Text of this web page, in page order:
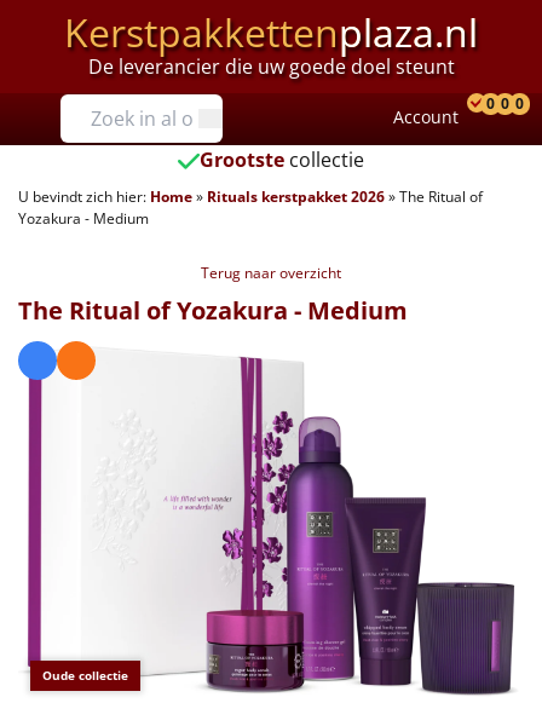
Kerstpakkettenplaza.nl
De leverancier die uw goede doel steunt
Prijzen
Tot €25
€25 tot €35
€40 tot €45
€45 tot €50
€50 tot €55
€55 tot €75
Alle kerstpakketten 2026
Account
0 0 0
Grootste collectie
U bevindt zich hier: Home» Rituals kerstpakket 2026»The Ritual of
Yozakura - Medium
Terug naar overzicht
Oude collectie
The Ritual of Yozakura - Medium